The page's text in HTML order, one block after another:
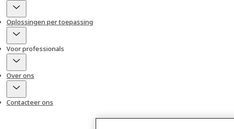
Oplossingen per toepassing
Voor professionals
Over ons
Contacteer ons